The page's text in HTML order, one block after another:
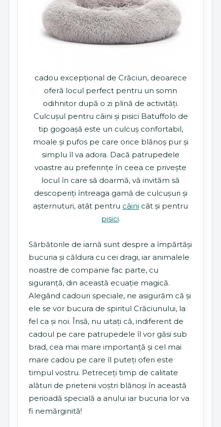
cadou excepțional de Crăciun, deoarece
oferă locul perfect pentru un somn
odihnitor după o zi plină de activități.
Culcușul pentru câini și pisici Batuffolo de
tip gogoașă este un culcuș confortabil,
moale și pufos pe care orice blănoș pur și
simplu îl va adora. Dacă patrupedele
voastre au preferințe în ceea ce privește
locul în care să doarmă, vă invităm să
descoperiți întreaga gamă de culcușuri și
așternuturi, atât pentru câini cât și pentru
pisici.
Sărbătorile de iarnă sunt despre a împărtăși
bucuria și căldura cu cei dragi, iar animalele
noastre de companie fac parte, cu
siguranță, din această ecuație magică.
Alegând cadouri speciale, ne asigurăm că și
ele se vor bucura de spiritul Crăciunului, la
fel ca și noi. Însă, nu uitați că, indiferent de
cadoul pe care patrupedele îl vor găsi sub
brad, cea mai mare importanță și cel mai
mare cadou pe care îl puteți oferi este
timpul vostru. Petreceți timp de calitate
alături de prietenii voștri blănoși în această
perioadă specială a anului iar bucuria lor va
fi nemărginită!